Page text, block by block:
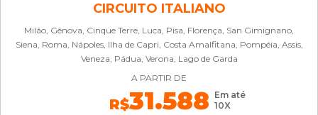
CIRCUITO ITALIANO
Milão, Gênova, Cinque Terre, Luca, Pisa, Florença, San Gimignano,
Siena, Roma, Nápoles, Ilha de Capri, Costa Amalfitana, Pompéia, Assis,
Veneza, Pádua, Verona, Lago de Garda
A PARTIR DE
R$31.588 Em até
10X